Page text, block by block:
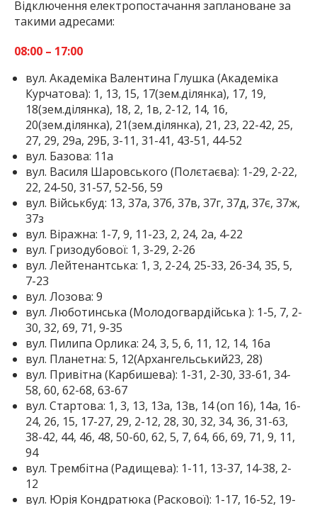
Відключення електропостачання заплановане за
такими адресами:
08:00 – 17:00
вул. Академіка Валентина Глушка (Академіка
Курчатова): 1, 13, 15, 17(зем.ділянка), 17, 19,
18(зем.ділянка), 18, 2, 1в, 2-12, 14, 16,
20(зем.ділянка), 21(зем.ділянка), 21, 23, 22-42, 25,
27, 29, 29а, 29Б, 3-11, 31-41, 43-51, 44-52
вул. Базова: 11а
вул. Василя Шаровського (Полєтаєва): 1-29, 2-22,
22, 24-50, 31-57, 52-56, 59
вул. Військбуд: 13, 37а, 37б, 37в, 37г, 37д, 37є, 37ж,
37з
вул. Віражна: 1-7, 9, 11-23, 2, 24, 2а, 4-22
вул. Гризодубової: 1, 3-29, 2-26
вул. Лейтенантська: 1, 3, 2-24, 25-33, 26-34, 35, 5,
7-23
вул. Лозова: 9
вул. Люботинська (Молодогвардійська ): 1-5, 7, 2-
30, 32, 69, 71, 9-35
вул. Пилипа Орлика: 24, 3, 5, 6, 11, 12, 14, 16а
вул. Планетна: 5, 12(Архангельський23, 28)
вул. Привітна (Карбишева): 1-31, 2-30, 33-61, 34-
58, 60, 62-68, 63-67
вул. Стартова: 1, 3, 13, 13а, 13в, 14 (оп 16), 14а, 16-
24, 26, 15, 17-27, 29, 2-12, 28, 30, 32, 34, 36, 31-63,
38-42, 44, 46, 48, 50-60, 62, 5, 7, 64, 66, 69, 71, 9, 11,
94
вул. Трембітна (Радищева): 1-11, 13-37, 14-38, 2-
12
вул. Юрія Кондратюка (Раскової): 1-17, 16-52, 19-